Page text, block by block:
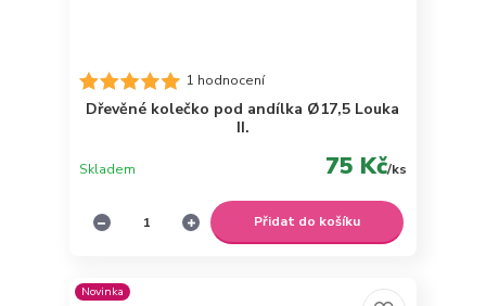
1 hodnocení
Dřevěné kolečko pod andílka Ø17,5 Louka
II.
75 Kč/ks
Skladem
Přidat do košíku
Novinka